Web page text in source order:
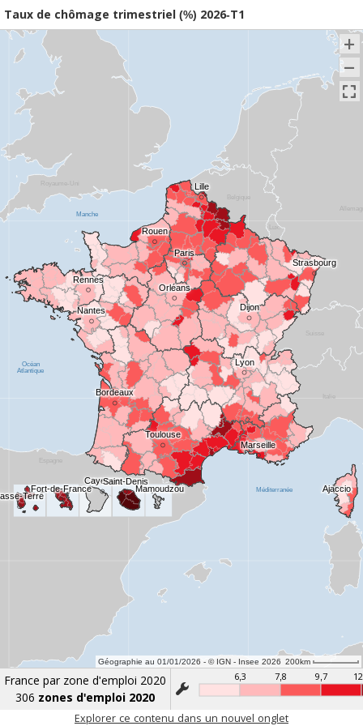
Explorer ce contenu dans un nouvel onglet
Taux de chômage trimestriel (%) 2026-T1
Géographie au 01/01/2026 - © IGN - Insee 2026 200km
France par zone d'emploi 2020
306 zones d'emploi 2020
6,3 7,8 9,7
t